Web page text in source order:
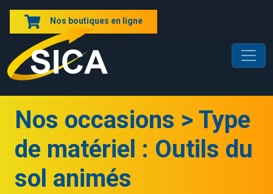
Nos boutiques en ligne
Nos occasions > Type
de matériel : Outils du
sol animés